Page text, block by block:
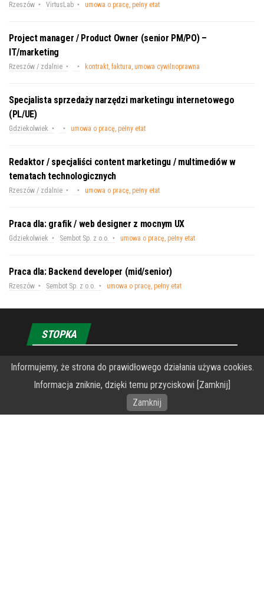
Rzeszów VirtusLab umowa o pracę, pełny etat
Project manager / Product Owner (senior PM/PO) –
IT/marketing
Rzeszów / zdalnie kontrakt, faktura, umowa cywilnoprawna
Specjalista sprzedaży narzędzi marketingu internetowego
(PL/UE)
Gdziekolwiek umowa o pracę, pełny etat
Redaktor / specjaliści content marketingu / multimediów w
tematach technologicznych
Rzeszów / zdalnie umowa o pracę, pełny etat
Praca dla: grafik / web designer z mocnym UX
Gdziekolwiek Sembot Sp. z o.o. umowa o pracę, pełny etat
Praca dla: Backend developer (mid/senior)
Rzeszów Sembot Sp. z o.o. umowa o pracę, pełny etat
STOPKA
O Fundacji PRZEkarpacie
Wykonanie portalu – specjaliści stron www WordPress
Informujemy, że strona do prawidłowego działania używa cookies.
Informacja zniknie, dzięki temu przyciskowi [Zamknij]
Zamknij